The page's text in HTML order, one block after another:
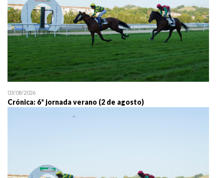
03/08/2026
Crónica: 6ª jornada verano (2 de agosto)